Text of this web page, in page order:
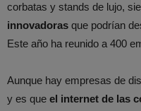
corbatas y stands de lujo,
innovadoras que podrían
Este año ha reunido a 400
Aunque hay empresas de
y es que el internet de las